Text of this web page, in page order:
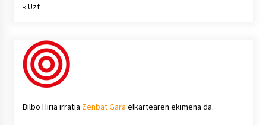
« Uzt
Bilbo Hiria irratia Zenbat Gara elkartearen ekimena da.